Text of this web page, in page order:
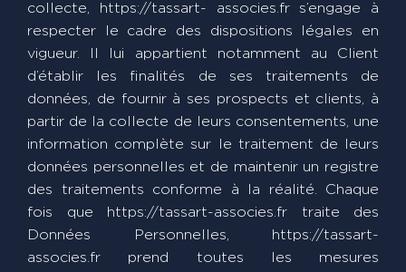
collecte, https://tassart- associes.fr s’engage à
respecter le cadre des dispositions légales en
vigueur. Il lui appartient notamment au Client
d’établir les finalités de ses traitements de
données, de fournir à ses prospects et clients, à
partir de la collecte de leurs consentements, une
information complète sur le traitement de leurs
données personnelles et de maintenir un registre
des traitements conforme à la réalité. Chaque
fois que https://tassart-associes.fr traite des
Données Personnelles, https://tassart-
associes.fr prend toutes les mesures